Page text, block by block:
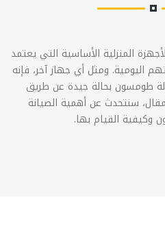
المنزلية الأساسية التي يعتمد
اليومية. ومثل أي جهاز آخر، فإنه
طومسون بحالة جيدة عن طريق
سنتحدث عن أهمية الصيانة
وكيفية القيام بها.